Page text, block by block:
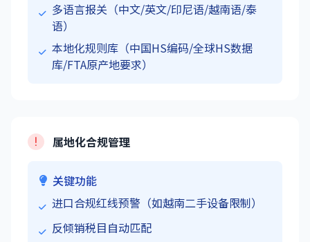
多语言报关（中文/英文/印尼语/越南语/泰
语）
本地化规则库（中国HS编码/全球HS数据
库/FTA原产地要求）
属地化合规管理
关键功能
进口合规红线预警（如越南二手设备限制）
反倾销税目自动匹配